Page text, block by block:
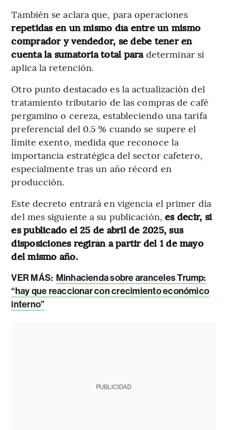
También se aclara que, para operaciones
repetidas en un mismo día entre un mismo
comprador y vendedor, se debe tener en
cuenta la sumatoria total para determinar si
aplica la retención.
Otro punto destacado es la actualización del
tratamiento tributario de las compras de café
pergamino o cereza, estableciendo una tarifa
preferencial del 0.5 % cuando se supere el
límite exento, medida que reconoce la
importancia estratégica del sector cafetero,
especialmente tras un año récord en
producción.
Este decreto entrará en vigencia el primer día
del mes siguiente a su publicación, es decir, si
es publicado el 25 de abril de 2025, sus
disposiciones regirán a partir del 1 de mayo
del mismo año.
VER MÁS: Minhacienda sobre aranceles Trump:
“hay que reaccionar con crecimiento económico
interno”
PUBLICIDAD